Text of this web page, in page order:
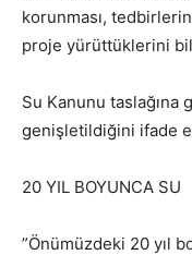
korunması,
proje yürüttüklerini
Su Kanunu taslağına
genişletildiğini ifade
20 YIL BOYUNCA SU
”Önümüzdeki 20 yıl